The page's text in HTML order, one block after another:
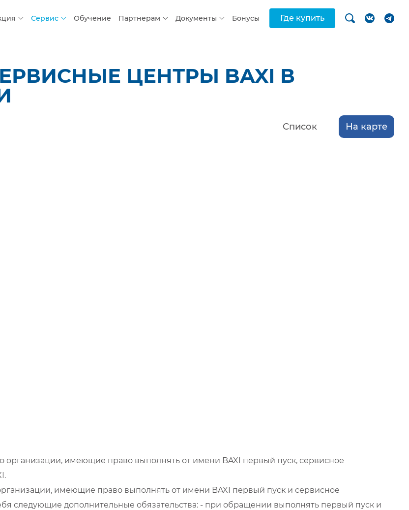
Сервис Обучение Партнерам Документы Бонусы Где купить
ЦЕНТРЫ BAXI В
Список На карте
организации, имеющие право выполнять от имени BAXI первый пуск, сервисное
имеющие право выполнять от имени BAXI первый пуск и сервисное
следующие дополнительные обязательства: - при обращении выполнять первый пуск и